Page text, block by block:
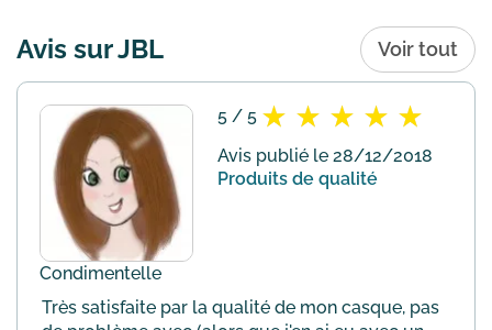
Avis sur JBL Voir tout
Condimentelle
5 / 5
Avis publié le 28/12/2018
Produits de qualité
Très satisfaite par la qualité de mon casque, pas